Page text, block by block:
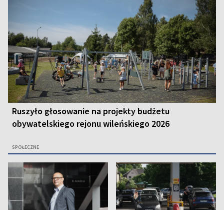
Ruszyło głosowanie na projekty budżetu
obywatelskiego rejonu wileńskiego 2026
SPOŁECZNE